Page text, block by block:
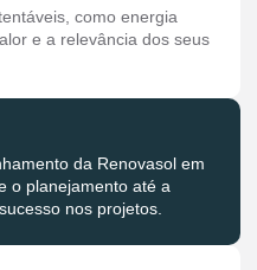
como energia
e a relevância dos seus
da Renovasol em
o planejamento até a
nos projetos.